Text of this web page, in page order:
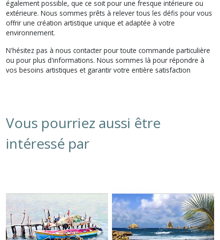
également possible, que ce soit pour une fresque intérieure ou
extérieure. Nous sommes prêts à relever tous les défis pour vous
offrir une création artistique unique et adaptée à votre
environnement.
N'hésitez pas à nous contacter pour toute commande particulière
ou pour plus d'informations. Nous sommes là pour répondre à
vos besoins artistiques et garantir votre entière satisfaction
Vous pourriez aussi être
intéressé par